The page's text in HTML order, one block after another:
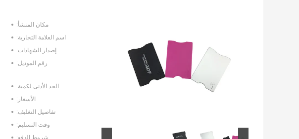
مكان المنشأ:
اسم العلامة التجارية:
إصدار الشهادات:
رقم الموديل:
الحد الأدنى لكمية:
الأسعار:
تفاصيل التغليف:
وقت التسليم: